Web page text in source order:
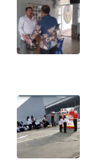
KONTAK
KAMI
TENTANG
KAMI